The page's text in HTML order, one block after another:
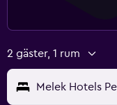
2 gäster, 1 rum
Melek Hotels